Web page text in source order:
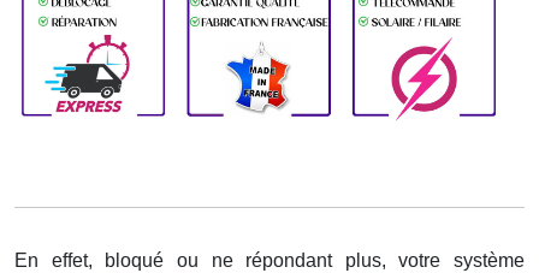
En effet, bloqué ou ne répondant plus, votre système